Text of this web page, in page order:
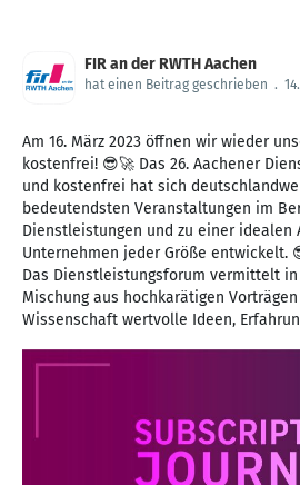
FIR an der RWTH Aachen
hat einen Beitrag geschrieben .
Am 16. März 2023 öffnen wir wieder
kostenfrei! 😎🚀 Das 26. Aachener
und kostenfrei hat sich
bedeutendsten Veranstaltungen im
Dienstleistungen und zu einer
Unternehmen jeder Größe entwickelt.
Das Dienstleistungsforum vermittelt
Mischung aus hochkarätigen
Wissenschaft wertvolle Ideen,